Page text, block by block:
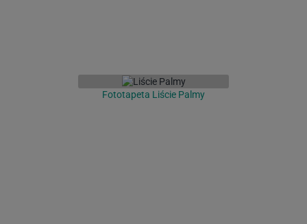
Fototapeta Liście Palmy